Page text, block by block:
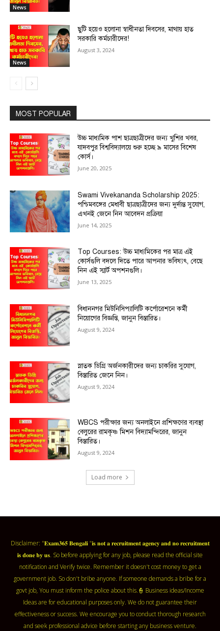
News
News
ছুটি হয়েও হলোনা স্বাধীনতা দিবসের, মাথায় হাত
সরকারি কর্মচারীদের!
August 3, 2024
MOST POPULAR
উচ্চ মাধ্যমিক পাশ ছাত্রছাত্রীদের জন্য খুশির খবর,
যাদবপুর বিশ্ববিদ্যালয়ে শুরু হচ্ছে ৯ মাসের বিশেষ
কোর্স।
June 20, 2025
Swami Vivekananda Scholarship 2025:
পশ্চিমবঙ্গের মেধাবী ছাত্রছাত্রীদের জন্য দুর্দান্ত সুযোগ,
এখনই জেনে নিন আবেদন প্রক্রিয়া
June 14, 2025
Top Courses: উচ্চ মাধ্যমিকের পর মাত্র এই
কোর্সগুলি বদলে দিতে পারে আপনার ভবিষ্যৎ, বেছে
নিন এই স্মার্ট অপশনগুলি।
June 13, 2025
বিধাননগর মিউনিসিপ্যালিটি কর্পোরেশনে কর্মী
নিয়োগের বিজ্ঞপ্তি, জানুন বিস্তারিত।
August 9, 2024
স্নাতক ডিগ্রি অর্জনকারীদের জন্য চাকরির সুযোগ,
বিস্তারিত জেনে নিন।
August 9, 2024
WBCS পরীক্ষার জন্য অনলাইনে প্রশিক্ষণের ব্যবস্থা
বেলুরের রামকৃষ্ণ মিশন বিদ্যামন্দিরের, জানুন
বিস্তারিত।
August 9, 2024
Load more
Disclaimer: "𝐄𝐱𝐚𝐦𝟑𝟔𝟓 𝐁𝐞𝐧𝐠𝐚𝐥𝐢 "𝐢𝐬 𝐧𝐨𝐭 𝐚 𝐫𝐞𝐜𝐫𝐮𝐢𝐭𝐦𝐞𝐧𝐭 𝐚𝐠𝐞𝐧𝐜𝐲 𝐚𝐧𝐝 𝐧𝐨 𝐫𝐞𝐜𝐫𝐮𝐢𝐭𝐦𝐞𝐧𝐭
𝐢𝐬 𝐝𝐨𝐧𝐞 𝐛𝐲 𝐮𝐬. So before applying for any job, please read the official site
notification and Verify twice. Remember it doesn't cost money to get a
government job. So don't bribe anyone. If someone demands a bribe for a
govt job, You must inform the police about this.👮 Business ideas/Income
Ideas are for educational purposes only. We do not guarantee their
effectiveness or success. We encourage you to conduct thorough research
and seek professional advice before starting any business venture.